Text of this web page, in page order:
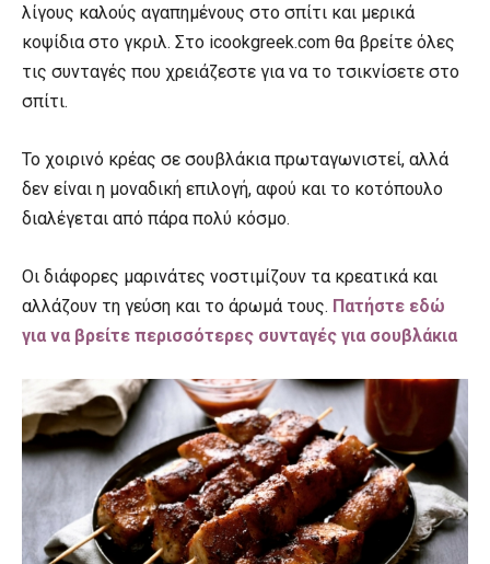
λίγους καλούς αγαπημένους στο σπίτι και μερικά
κοψίδια στο γκριλ. Στο icookgreek.com θα βρείτε όλες
τις συνταγές που χρειάζεστε για να το τσικνίσετε στο
σπίτι.
Το χοιρινό κρέας σε σουβλάκια πρωταγωνιστεί, αλλά
δεν είναι η μοναδική επιλογή, αφού και το κοτόπουλο
διαλέγεται από πάρα πολύ κόσμο.
Οι διάφορες μαρινάτες νοστιμίζουν τα κρεατικά και
αλλάζουν τη γεύση και το άρωμά τους. Πατήστε εδώ
για να βρείτε περισσότερες συνταγές για σουβλάκια